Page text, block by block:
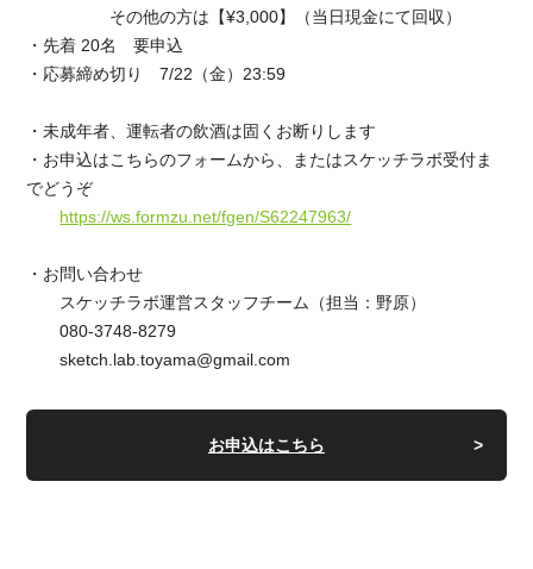
その他の方は【¥3,000】（当日現金にて回収）
・先着 20名 要申込
・応募締め切り 7/22（金）23:59
・未成年者、運転者の飲酒は固くお断りします
・お申込はこちらのフォームから、またはスケッチラボ受付ま
でどうぞ
https://ws.formzu.net/fgen/S62247963/
・お問い合わせ
スケッチラボ運営スタッフチーム（担当：野原）
080-3748-8279
sketch.lab.toyama@gmail.com
お申込はこちら